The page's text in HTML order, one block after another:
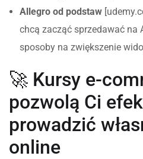
Allegro od podstaw
chcą zacząć sprzedawać na
sposoby na zwiększenie
🚀 Kursy e-
pozwolą Ci
prowadzić
online